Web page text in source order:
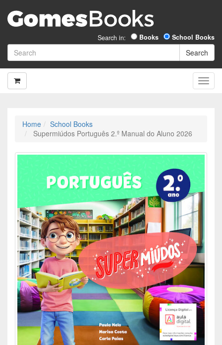
Search in: Books School Books
Home
School Books
Supermiúdos Português 2.º Manual do Aluno 2026